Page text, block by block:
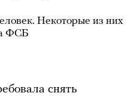
Некоторые из них
ФСБ
снять